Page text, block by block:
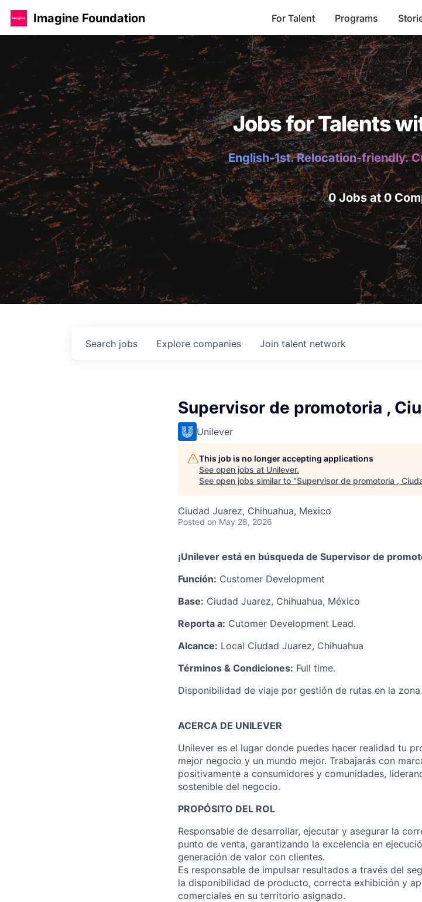
Imagine Foundation For Talent Programs
Jobs for Talents
English-1st. Relocation-friendly.
0 Jobs at 0
Search jobs Explore companies Join talent network
Supervisor de promotoria ,
Unilever
This job is no longer accepting applications
See open jobs at Unilever.
See open jobs similar to "Supervisor de promotoria ,
Ciudad Juarez, Chihuahua, Mexico
Posted on May 28, 2026
¡Unilever está en búsqueda de Supervisor de
Función: Customer Development
Base: Ciudad Juarez, Chihuahua, México
Reporta a: Cutomer Development Lead.
Alcance: Local Ciudad Juarez, Chihuahua
Términos & Condiciones: Full time.
Disponibilidad de viaje por gestión de rutas en la
ACERCA DE UNILEVER
Unilever es el lugar donde puedes hacer realidad tu
mejor negocio y un mundo mejor. Trabajarás con
positivamente a consumidores y comunidades,
sostenible del negocio.
PROPÓSITO DEL ROL
Responsable de desarrollar, ejecutar y asegurar la
punto de venta, garantizando la excelencia en
generación de valor con clientes.
Es responsable de impulsar resultados a través del
la disponibilidad de producto, correcta exhibición y
comerciales en su territorio asignado.